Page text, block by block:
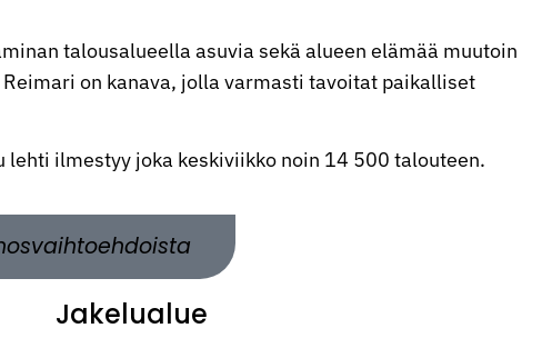
talousalueella asuvia sekä alueen elämää muutoin
on kanava, jolla varmasti tavoitat paikalliset
lehti ilmestyy joka keskiviikko noin 14 500 talouteen.
Jakelualue